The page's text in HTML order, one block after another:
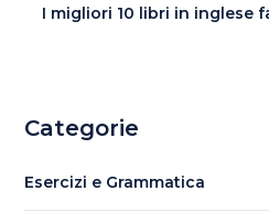
I migliori 10 libri in inglese
Categorie
Esercizi e Grammatica